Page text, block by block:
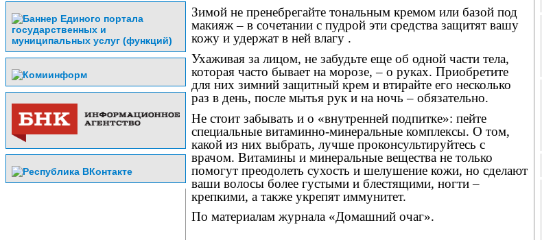
Зимой не пренебрегайте тональным кремом или базой под
макияж – в сочетании с пудрой эти средства защитят вашу
кожу и удержат в ней влагу .
Ухаживая за лицом, не забудьте еще об одной части тела,
которая часто бывает на морозе, – о руках. Приобретите
для них зимний защитный крем и втирайте его несколько
раз в день, после мытья рук и на ночь – обязательно.
Не стоит забывать и о «внутренней подпитке»: пейте
специальные витаминно-минеральные комплексы. О том,
какой из них выбрать, лучше проконсультируйтесь с
врачом. Витамины и минеральные вещества не только
помогут преодолеть сухость и шелушение кожи, но сделают
ваши волосы более густыми и блестящими, ногти –
крепкими, а также укрепят иммунитет.
По материалам журнала «Домашний очаг».